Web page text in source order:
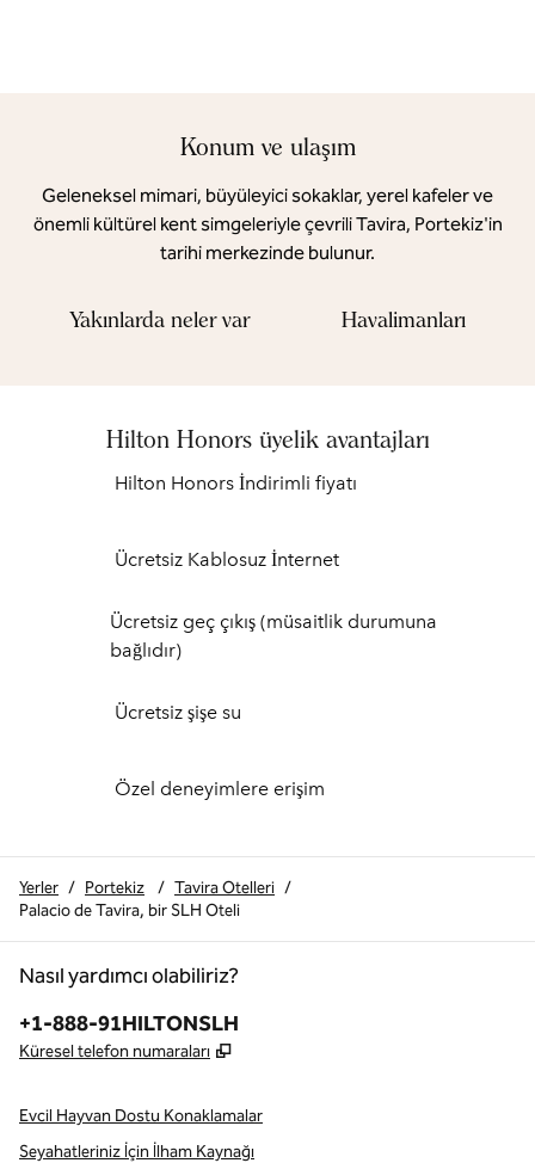
Konum ve ulaşım
Geleneksel mimari, büyüleyici sokaklar, yerel kafeler ve
önemli kültürel kent simgeleriyle çevrili Tavira, Portekiz'in
tarihi merkezinde bulunur.
Yakınlarda neler var Havalimanları
Hilton Honors üyelik avantajları
Hilton Honors İndirimli fiyatı
Ücretsiz Kablosuz İnternet
Ücretsiz geç çıkış (müsaitlik durumuna
bağlıdır)
Ücretsiz şişe su
Özel deneyimlere erişim
Yerler / Portekiz / Tavira Otelleri /
Palacio de Tavira, bir SLH Oteli
Nasıl yardımcı olabiliriz?
Telefon:
+1-888-91HILTONSLH
Küresel telefon numaraları ,
Evcil Hayvan Dostu Konaklamalar
Seyahatleriniz İçin İlham Kaynağı